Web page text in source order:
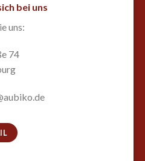
bei uns
uns:
74